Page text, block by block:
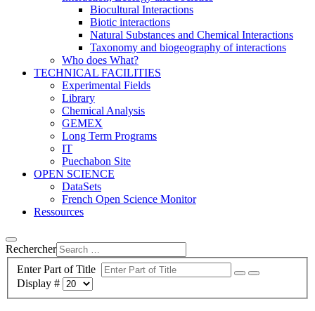
Biocultural Interactions
Biotic interactions
Natural Substances and Chemical Interactions
Taxonomy and biogeography of interactions
Who does What?
TECHNICAL FACILITIES
Experimental Fields
Library
Chemical Analysis
GEMEX
Long Term Programs
IT
Puechabon Site
OPEN SCIENCE
DataSets
French Open Science Monitor
Ressources
Rechercher
Enter Part of Title
Display #